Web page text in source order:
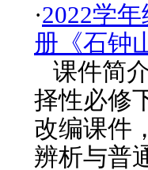
·2022学
册《石钟
课件简
择性必修
改编课件
辨析与普